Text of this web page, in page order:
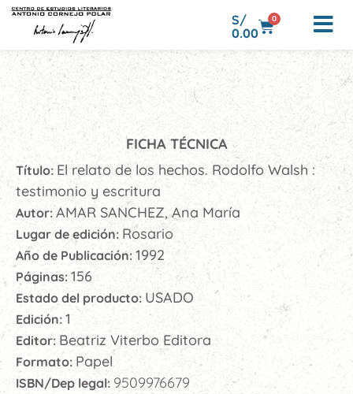
S/
0.00
0
FICHA TÉCNICA
Título: El relato de los hechos. Rodolfo Walsh :
testimonio y escritura
Autor: AMAR SANCHEZ, Ana María
Lugar de edición: Rosario
Año de Publicación:1992
Páginas: 156
Estado del producto: USADO
Edición: 1
Editor: Beatriz Viterbo Editora
Formato: Papel
ISBN/Dep legal: 9509976679